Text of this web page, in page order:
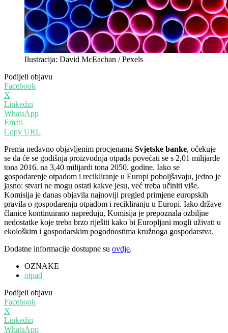
Ilustracija: David McEachan / Pexels
Podijeli objavu
Facebook
X
Linkedin
WhatsApp
Email
Copy URL
Prema nedavno objavljenim procjenama Svjetske banke, očekuje
se da će se godišnja proizvodnja otpada povećati se s 2,01 milijarde
tona 2016. na 3,40 milijardi tona 2050. godine. Iako se
gospodarenje otpadom i recikliranje u Europi poboljšavaju, jedno je
jasno: stvari ne mogu ostati kakve jesu, već treba učiniti više.
Komisija je danas objavila najnoviji pregled primjene europskih
pravila o gospodarenju otpadom i recikliranju u Europi. Iako države
članice kontinuirano napreduju, Komisija je prepoznala ozbiljne
nedostatke koje treba brzo riješiti kako bi Europljani mogli uživati u
ekološkim i gospodarskim pogodnostima kružnoga gospodarstva.
Dodatne informacije dostupne su ovdje.
OZNAKE
otpad
Podijeli objavu
Facebook
X
Linkedin
WhatsApp